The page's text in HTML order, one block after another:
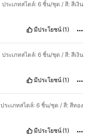
ประเภทสไตล์: 6 ชิ้น/ชุด / สี: สีเงิน
มีประโยชน์ (1)
ประเภทสไตล์: 6 ชิ้น/ชุด / สี: สีเงิน
มีประโยชน์ (1)
ประเภทสไตล์: 6 ชิ้น/ชุด / สี: สีทอง
มีประโยชน์ (1)